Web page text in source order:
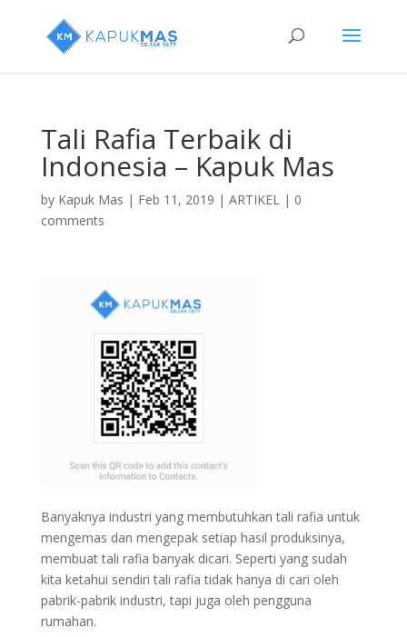
Tali Rafia Terbaik di
Indonesia – Kapuk Mas
by Kapuk Mas | Feb 11, 2019 | ARTIKEL| 0
comments
Banyaknya industri yang membutuhkan tali rafia untuk
mengemas dan mengepak setiap hasil produksinya,
membuat tali rafia banyak dicari. Seperti yang sudah
kita ketahui sendiri tali rafia tidak hanya di cari oleh
pabrik-pabrik industri, tapi juga oleh pengguna
rumahan.